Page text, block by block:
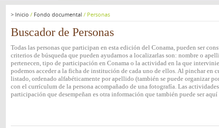
> Inicio / Fondo documental / Personas
Buscador de Personas
Todas las personas que participan en esta edición del Conama, pueden ser
criterios de búsqueda que pueden ayudarnos a localizarlas son: nombre o
pertenecen, tipo de participación en Conama o la actividad en la que
podemos acceder a la ficha de institución de cada uno de ellos. Al pinchar en
listado, ordenado alfabéticamente por apellido (también se puede organizar
con el currículum de la persona acompañado de una fotografía. Las
participación que desempeñan es otra información que también puede ser